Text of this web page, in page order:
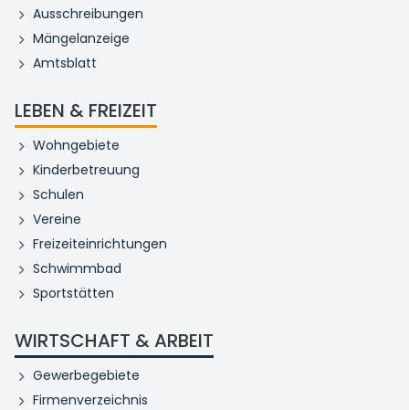
Ausschreibungen
Mängelanzeige
Amtsblatt
LEBEN & FREIZEIT
Wohngebiete
Kinderbetreuung
Schulen
Vereine
Freizeiteinrichtungen
Schwimmbad
Sportstätten
WIRTSCHAFT & ARBEIT
Gewerbegebiete
Firmenverzeichnis